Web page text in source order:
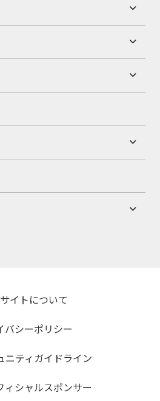
イトについて
バシーポリシー
ニティガイドライン
ィシャルスポンサー